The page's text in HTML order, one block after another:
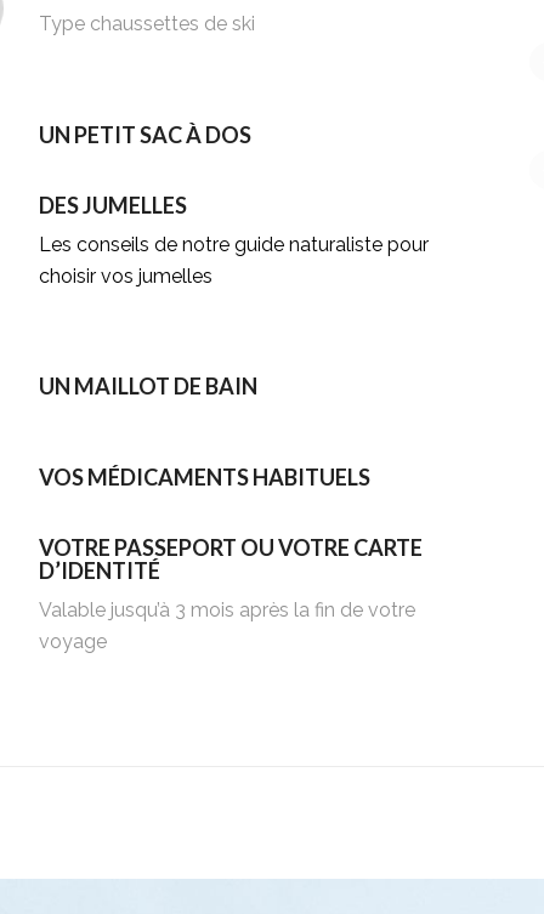
Type chaussettes de ski
UN PETIT SAC À DOS
DES JUMELLES
Les conseils de notre guide naturaliste pour
choisir vos jumelles
UN MAILLOT DE BAIN
VOS MÉDICAMENTS HABITUELS
VOTRE PASSEPORT OU VOTRE CARTE
D’IDENTITÉ
Valable jusqu’à 3 mois après la fin de votre
voyage